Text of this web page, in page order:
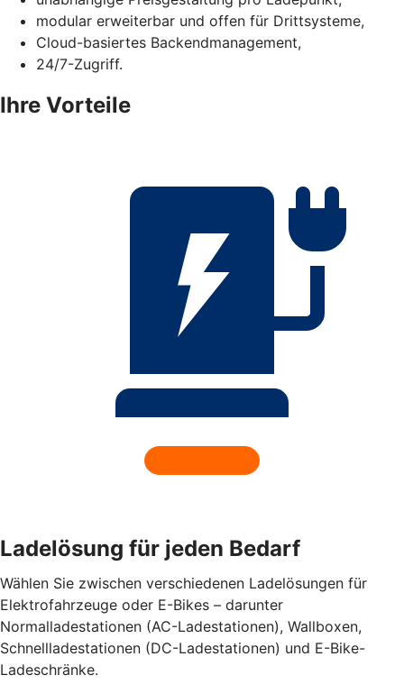
modular erweiterbar und offen für Drittsysteme,
Cloud-basiertes Backendmanagement,
24/7-Zugriff.
Ihre Vorteile
Ladelösung für jeden Bedarf
Wählen Sie zwischen verschiedenen Ladelösungen für
Elektrofahrzeuge oder E-Bikes – darunter
Normalladestationen (AC-Ladestationen), Wallboxen,
Schnellladestationen (DC-Ladestationen) und E-Bike-
Ladeschränke.